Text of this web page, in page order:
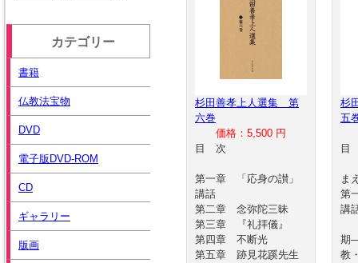
杉田善孝上人選集 第
六巻
価格：5,500 円
目 次
第一章 「応身の讃」
講話
第二章 念弥陀三昧
第三章 『礼拝儀』
第四章 不断光
第五章 跡見花蹊先生
杉
五
ま
第
講
期
教
カテゴリー
書籍
仏教法宝物
DVD
電子版DVD-ROM
CD
ギャラリー
版画